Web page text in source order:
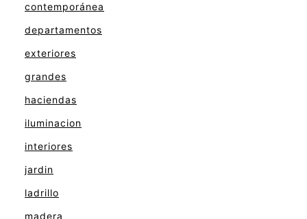
contemporánea
departamentos
exteriores
grandes
haciendas
iluminacion
interiores
jardin
ladrillo
madera